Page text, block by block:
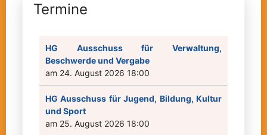
Termine
HG Ausschuss für Verwaltung,
Beschwerde und Vergabe
am 24. August 2026 18:00
HG Ausschuss für Jugend, Bildung, Kultur
und Sport
am 25. August 2026 18:00